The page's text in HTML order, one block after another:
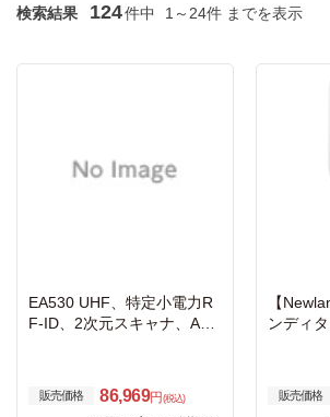
検索結果 124件中 1～24件 までを表示
EA530 UHF、特定小電力R
F-ID、2次元スキャナ、And
リ、USB-C 充電ケーブル、
USB-ACアダプタ
販売価格 86,969円 (税込)
【
ンディ
販売価格